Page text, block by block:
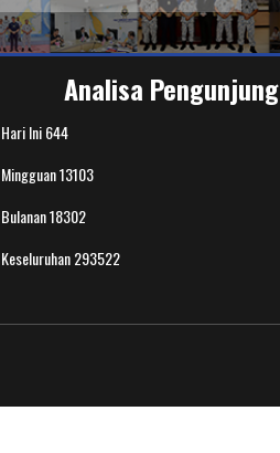
Analisa Pengunjung
Hari Ini644
Mingguan13103
Bulanan18302
Keseluruhan293522